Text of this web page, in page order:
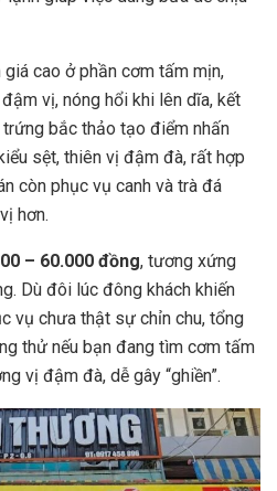
cao ở phần cơm tấm mịn,
vị, nóng hổi khi lên dĩa, kết
bắc thảo tạo điểm nhấn
sệt, thiên vị đậm đà, rất hợp
còn phục vụ canh và trà đá
hơn.
– 60.000 đồng, tương xứng
Dù đôi lúc đông khách khiến
vụ chưa thật sự chỉn chu, tổng
thử nếu bạn đang tìm cơm tấm
vị đậm đà, dễ gây “ghiền”.